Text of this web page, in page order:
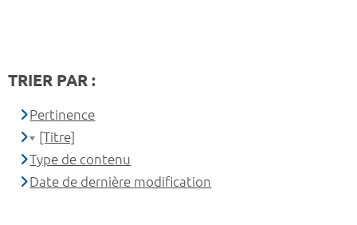
TRIER PAR :
Pertinence
[Titre]
Type de contenu
Date de dernière modification